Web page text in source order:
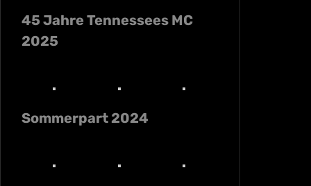
45 Jahre Tennessees MC
2025
Sommerpart 2024